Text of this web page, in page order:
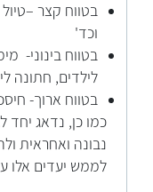
בטווח קצר
וכד'
בטווח בינוני-
לילדים, חתונה
בטווח ארוך-
כמו כן, נדאג יחד
נבונה ואחראית
לממש יעדים אלו